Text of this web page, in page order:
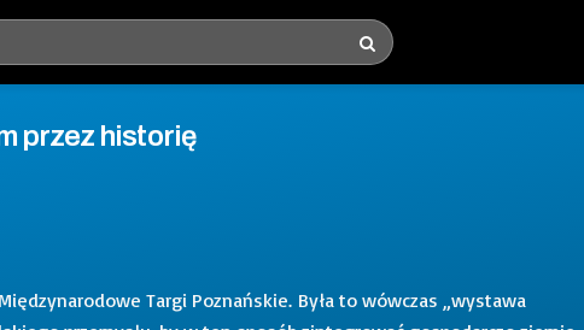
przez historię
Targi Poznańskie. Była to wówczas „wystawa